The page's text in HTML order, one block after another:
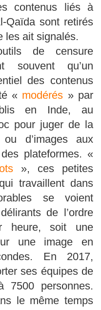
contenus liés à
Qaïda sont retirés
les ait signalés.
de censure
souvent qu’un
des contenus
« modérés » par
en Inde, au
pour juger de la
d’images aux
plateformes. «
», ces petites
travaillent dans
se voient
de l’ordre
heure, soit une
une image en
En 2017,
ses équipes de
7500 personnes.
le même temps